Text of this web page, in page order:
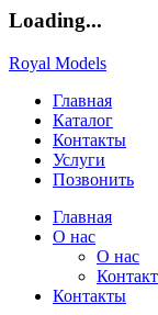
Loading...
Royal Models
Главная
Каталог
Контакты
Услуги
Позвонить
Главная
О нас
О нас
Контакты